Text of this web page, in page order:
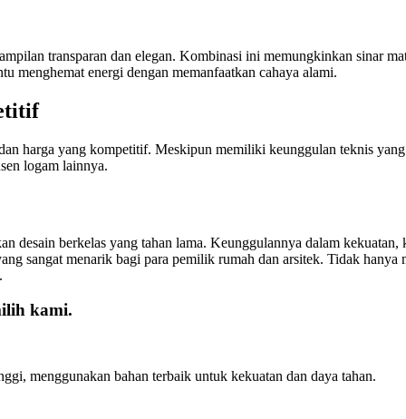
transparan dan elegan. Kombinasi ini memungkinkan sinar
menghemat energi dengan memanfaatkan cahaya alami.
harga yang kompetitif. Meskipun memiliki keunggulan teknis
logam lainnya.
desain berkelas yang tahan lama. Keunggulannya dalam kekuatan,
sangat menarik bagi para pemilik rumah dan arsitek. Tidak
kami.
menggunakan bahan terbaik untuk kekuatan dan daya tahan.